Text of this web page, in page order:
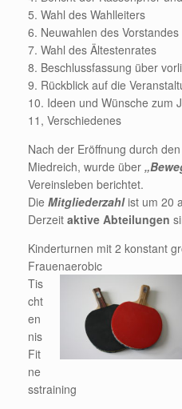
5. Wahl des Wahlleiters
6. Neuwahlen des Vorstandes
7. Wahl des Ältestenrates
8. Beschlussfassung über
9. Rückblick auf die
10. Ideen und Wünsche zum
11, Verschiedenes
Nach der Eröffnung durch
Miedreich, wurde über
Vereinsleben berichtet.
Die Mitgliederzahl ist um 20
Derzeit aktive Abteilungen
Kinderturnen mit 2 konstant
Frauenaerobic
Tis
cht
en
nis
Fit
ne
sstraining